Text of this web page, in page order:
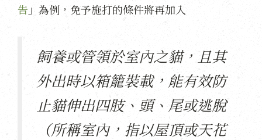
告 」為例，免予施打的條件將再加入
飼養或管領於室內之貓，且其
外出時以箱籠裝載，能有效防
止貓伸出四肢、頭、尾或逃脫
（所稱室內，指以屋頂或天花